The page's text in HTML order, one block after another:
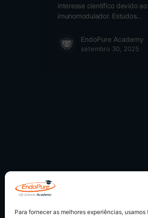
Para fornecer as melhores experiências,
interesse científico devido
imunomodulador. Estudos…
EndoPure Academy
setembro 30, 2025